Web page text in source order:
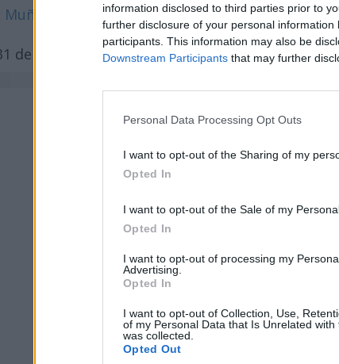
information disclosed to third parties prior to
further disclosure of your personal information
participants. This information may also be
Downstream Participants that may further
Personal Data Processing Opt Outs
I want to opt-out of the Sharing of my
Opted In
I want to opt-out of the Sale of my
Opted In
I want to opt-out of processing my
Advertising.
Opted In
I want to opt-out of Collection, Use,
of my Personal Data that Is Unrelated
was collected.
Opted Out
Retana
de Agosto, 2018